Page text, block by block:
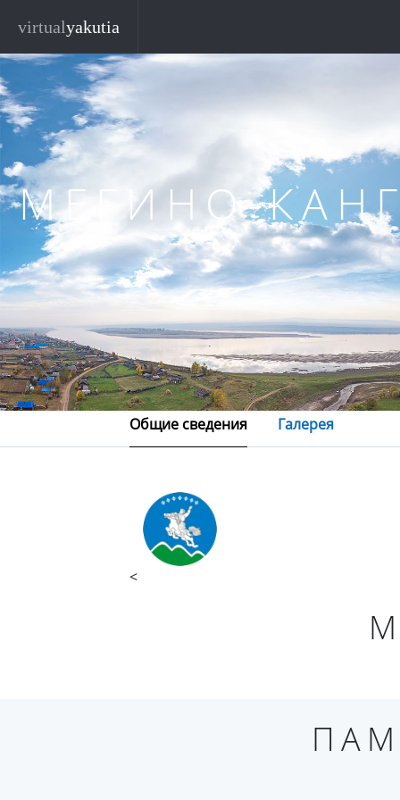
virtualyakutia
МЕГИНО-
Общие сведения Галерея
<